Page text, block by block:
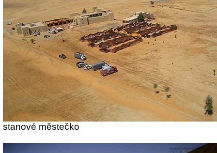
stanové městečko